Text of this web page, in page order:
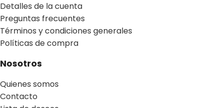
Detalles de la cuenta
Preguntas frecuentes
Términos y condiciones generales
Políticas de compra
Nosotros
Quienes somos
Contacto